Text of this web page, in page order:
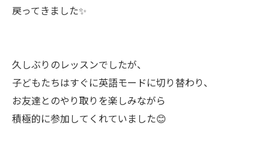
戻ってきました✨
久しぶりのレッスンでしたが、
子どもたちはすぐに英語モードに切り替わり、
お友達とのやり取りを楽しみながら
積極的に参加してくれていました😊